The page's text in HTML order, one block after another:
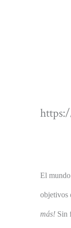
El mundo
objetivos
más! Sin